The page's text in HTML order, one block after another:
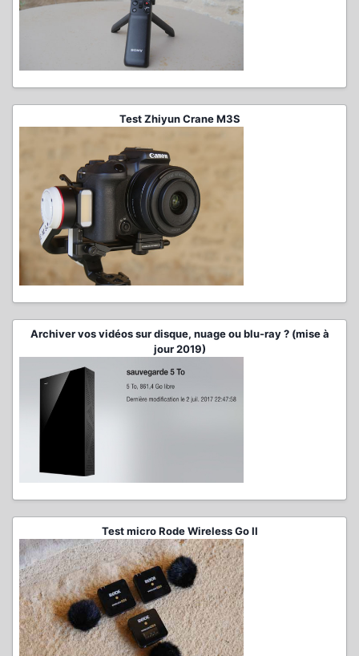
Test Zhiyun Crane M3S
Archiver vos vidéos sur disque, nuage ou blu-ray ? (mise à
jour 2019)
Test micro Rode Wireless Go II